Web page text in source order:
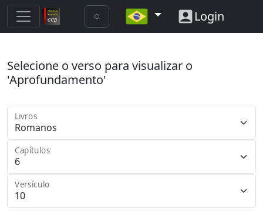
Login
Selecione o verso para visualizar o
'Aprofundamento'
Livros
Capítulos
Versículo